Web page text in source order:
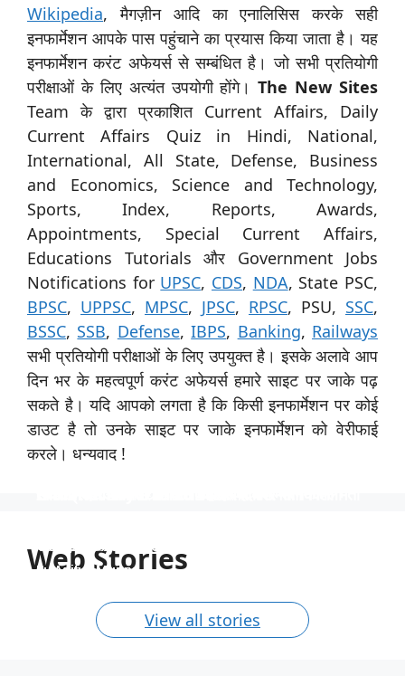
Wikipedia, मैगज़ीन आदि का एनालिसिस करके सही
इनफार्मेशन आपके पास पहुंचाने का प्रयास किया जाता है। यह
इनफार्मेशन करंट अफेयर्स से सम्बंधित है। जो सभी प्रतियोगी
परीक्षाओं के लिए अत्यंत उपयोगी होंगे।The New Sites
Team के द्वारा प्रकाशित Current Affairs, Daily
Current Affairs Quiz in Hindi, National,
International, All State, Defense, Business
and Economics, Science and Technology,
Sports, Index, Reports, Awards,
Appointments, Special Current Affairs,
Educations Tutorials और Government Jobs
Notifications for UPSC, CDS, NDA, State PSC,
BPSC, UPPSC, MPSC, JPSC, RPSC, PSU, SSC,
BSSC, SSB, Defense,IBPS, Banking, Railways
सभी प्रतियोगी परीक्षाओं के लिए उपयुक्त है। इसके अलावे आप
दिन भर के महत्वपूर्ण करंट अफेयर्स हमारे साइट पर जाके पढ़
सकते है। यदि आपको लगता है कि किसी इनफार्मेशन पर कोई
डाउट है तो उनके साइट पर जाके इनफार्मेशन को वेरीफाई
करले। धन्यवाद !
Web Stories
सीमा 62 साल तक, साढ़े 4 लाख रुपये की सैलरी।
By Aditya Munna
40 साल तक और 1 लाख से अधिक की सैलरी।
By Aditya Munna
और 90 हजार रुपये से अधिक की सैलरी
By Aditya Munna
अवसर, वेतन 56 हजार तक
By Aditya Munna
1,80,000 तक
By Aditya Munna
View all stories